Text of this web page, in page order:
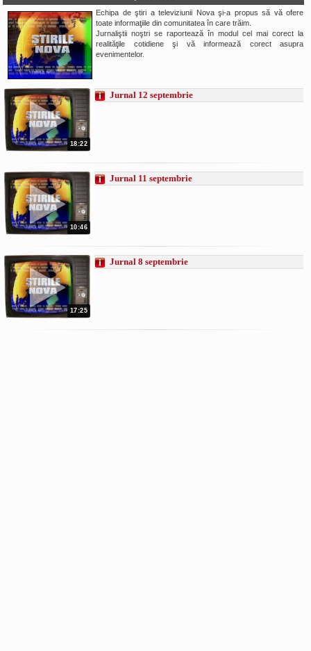
La Ţintă
Subiecte grele
Dialoguri cu Ghişe
Bucuria Credinţei
Replica Braşovului
Zona Neutră
Contact
Echipa de ştiri a televiziunii Nova şi-a propus să vă ofere
toate informaţiile din comunitatea în care trăim.
Jurnaliştii noştri se raportează în modul cel mai corect la
realităţile cotidiene şi vă informează corect asupra
evenimentelor.
18:22
Jurnal 12 septembrie
10:46
Jurnal 11 septembrie
17:25
Jurnal 8 septembrie